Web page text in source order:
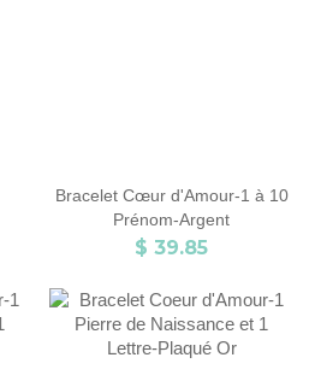
Bracelet Cœur d'Amour-1 à 10
Prénom-Argent
$ 39.85